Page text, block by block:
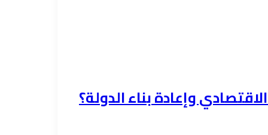
وإعادة بناء الدولة؟